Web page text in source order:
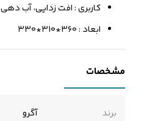
کاربری : افت زدایی، آب دهی
ابعاد : ۳۶۰*۳۱۰*۳۳۰
مشخصات
برند آگرو